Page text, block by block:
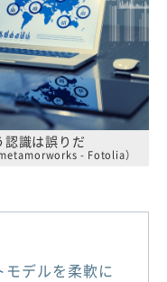
認識は誤りだ
- Fotolia）
デルを柔軟に